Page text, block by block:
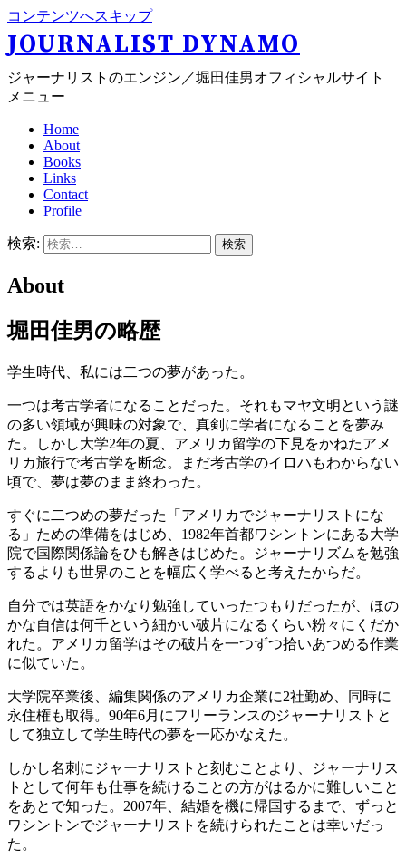
コンテンツへスキップ
JOURNALIST DYNAMO
ジャーナリストのエンジン／堀田佳男オフィシャルサイト
メニュー
Home
About
Books
Links
Contact
Profile
検索:
About
堀田佳男の略歴
学生時代、私には二つの夢があった。
一つは考古学者になることだった。それもマヤ文明という謎
の多い領域が興味の対象で、真剣に学者になることを夢み
た。しかし大学2年の夏、アメリカ留学の下見をかねたアメ
リカ旅行で考古学を断念。まだ考古学のイロハもわからない
頃で、夢は夢のまま終わった。
すぐに二つめの夢だった「アメリカでジャーナリストにな
る」ための準備をはじめ、1982年首都ワシントンにある大学
院で国際関係論をひも解きはじめた。ジャーナリズムを勉強
するよりも世界のことを幅広く学べると考えたからだ。
自分では英語をかなり勉強していったつもりだったが、ほの
かな自信は何千という細かい破片になるくらい粉々にくだか
れた。アメリカ留学はその破片を一つずつ拾いあつめる作業
に似ていた。
大学院卒業後、編集関係のアメリカ企業に2社勤め、同時に
永住権も取得。90年6月にフリーランスのジャーナリストと
して独立して学生時代の夢を一応かなえた。
しかし名刺にジャーナリストと刻むことより、ジャーナリス
トとして何年も仕事を続けることの方がはるかに難しいこと
をあとで知った。2007年、結婚を機に帰国するまで、ずっと
ワシントンでジャーナリストを続けられたことは幸いだっ
た。